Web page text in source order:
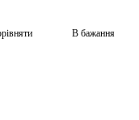
В бажання